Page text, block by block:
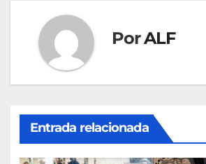
PorALF
Entrada relacionada